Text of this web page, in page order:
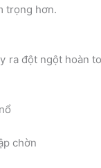
trọng hơn.
ra đột ngột hoàn
chờn